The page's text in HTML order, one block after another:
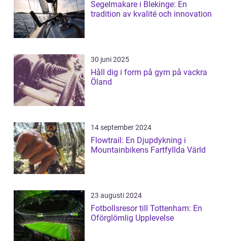
Segelmakare i Blekinge: En
tradition av kvalité och innovation
30 juni 2025
Håll dig i form på gym på vackra
Öland
14 september 2024
Flowtrail: En Djupdykning i
Mountainbikens Fartfyllda Värld
23 augusti 2024
Fotbollsresor till Tottenham: En
Oförglömlig Upplevelse